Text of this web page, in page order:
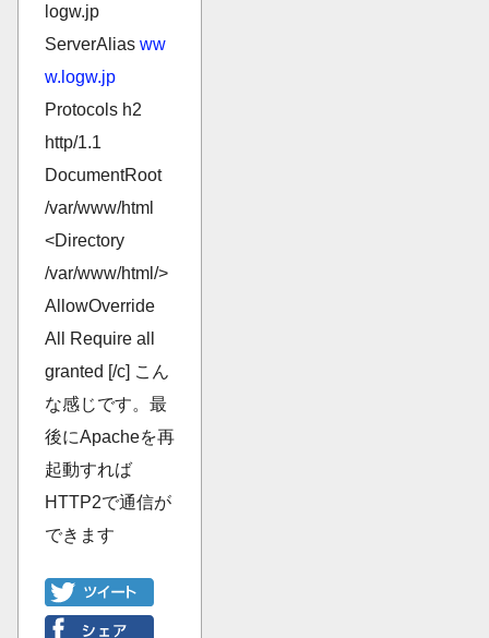
logw.jp
ServerAlias ww
w.logw.jp
Protocols h2
http/1.1
DocumentRoot
/var/www/html
<Directory
/var/www/html/>
AllowOverride
All Require all
granted [/c] こん
な感じです。最
後にApacheを再
起動すれば
HTTP2で通信が
できます